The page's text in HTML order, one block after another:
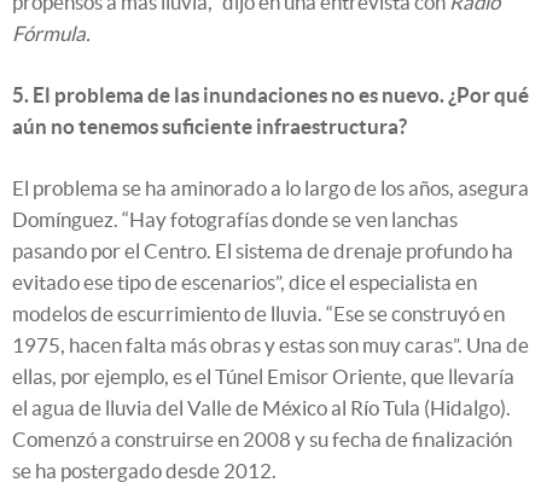
Fórmula.
5. El problema de las inundaciones no es nuevo. ¿Por qué
aún no tenemos suficiente infraestructura?
El problema se ha aminorado a lo largo de los años, asegura
Domínguez. “Hay fotografías donde se ven lanchas
pasando por el Centro. El sistema de drenaje profundo ha
evitado ese tipo de escenarios”, dice el especialista en
modelos de escurrimiento de lluvia. “Ese se construyó en
1975, hacen falta más obras y estas son muy caras”. Una de
ellas, por ejemplo, es el Túnel Emisor Oriente, que llevaría
el agua de lluvia del Valle de México al Río Tula (Hidalgo).
Comenzó a construirse en 2008 y su fecha de finalización
se ha postergado desde 2012.